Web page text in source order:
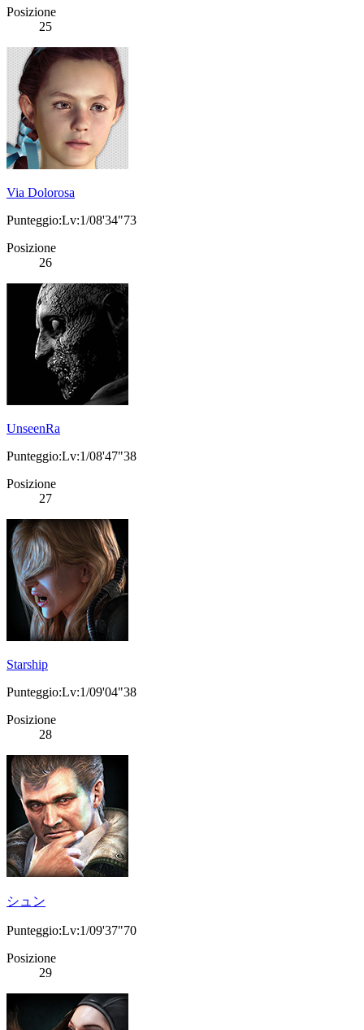
Posizione
25
Via Dolorosa
Punteggio:Lv:1/08'34"73
Posizione
26
UnseenRa
Punteggio:Lv:1/08'47"38
Posizione
27
Starship
Punteggio:Lv:1/09'04"38
Posizione
28
シュン
Punteggio:Lv:1/09'37"70
Posizione
29